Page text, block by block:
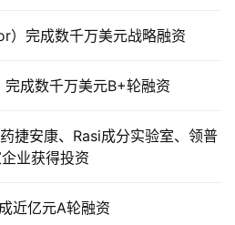
）完成数千万美元战略融资
成数千万美元B+轮融资
捷安康、Rasi成分实验室、领普
业获得投资
近亿元A轮融资